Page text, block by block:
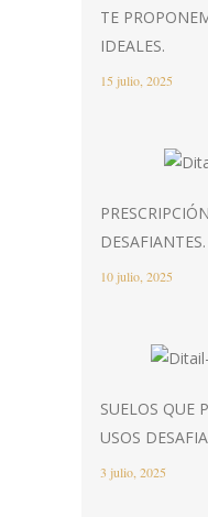
TE
IDEALES.
15 julio, 2025
DESAFIANTES.
10 julio, 2025
SUELOS QUE
USOS
3 julio, 2025